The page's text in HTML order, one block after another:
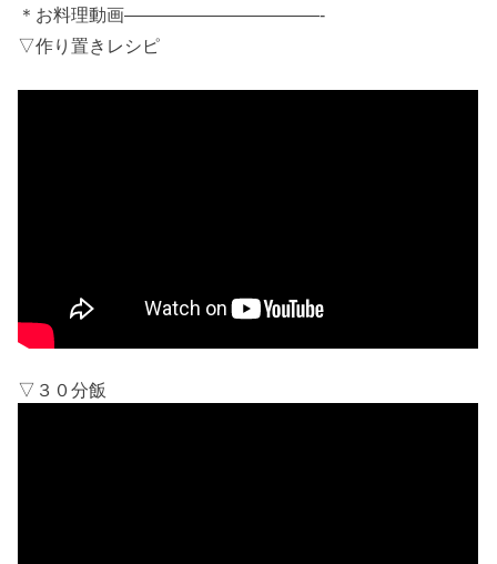
＊お料理動画———————————-
▽作り置きレシピ
▽３０分飯